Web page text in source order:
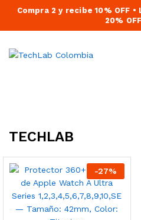
Compra 2 y recibe 10% OFF
20% OFF
TECHLAB
-27%